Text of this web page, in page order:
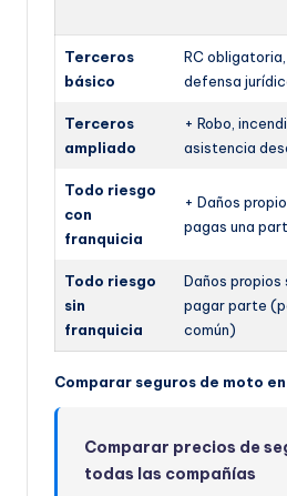
Terceros
básico
RC obligatoria,
defensa
Terceros
ampliado
+ Robo,
asistencia
Todo riesgo
con
franquicia
+ Daños
pagas una
Todo riesgo
sin
franquicia
Daños propios
pagar parte
común)
Comparar seguros de moto
Comparar precios de
todas las compañías